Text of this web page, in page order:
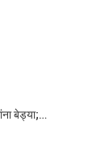
बेड्या;…